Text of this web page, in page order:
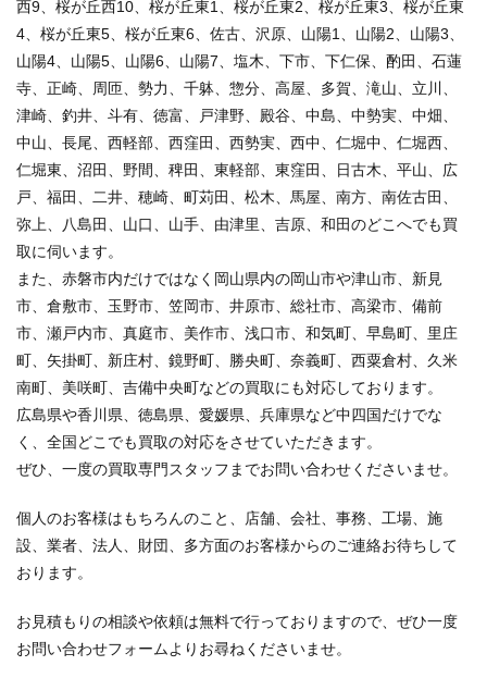
西9、桜が丘西10、桜が丘東1、桜が丘東2、桜が丘東3、桜が丘東
4、桜が丘東5、桜が丘東6、佐古、沢原、山陽1、山陽2、山陽3、
山陽4、山陽5、山陽6、山陽7、塩木、下市、下仁保、酌田、石蓮
寺、正崎、周匝、勢力、千躰、惣分、高屋、多賀、滝山、立川、
津崎、釣井、斗有、徳富、戸津野、殿谷、中島、中勢実、中畑、
中山、長尾、西軽部、西窪田、西勢実、西中、仁堀中、仁堀西、
仁堀東、沼田、野間、稗田、東軽部、東窪田、日古木、平山、広
戸、福田、二井、穂崎、町苅田、松木、馬屋、南方、南佐古田、
弥上、八島田、山口、山手、由津里、吉原、和田のどこへでも買
取に伺います。
また、赤磐市内だけではなく岡山県内の岡山市や津山市、新見
市、倉敷市、玉野市、笠岡市、井原市、総社市、高梁市、備前
市、瀬戸内市、真庭市、美作市、浅口市、和気町、早島町、里庄
町、矢掛町、新庄村、鏡野町、勝央町、奈義町、西粟倉村、久米
南町、美咲町、吉備中央町などの買取にも対応しております。
広島県や香川県、徳島県、愛媛県、兵庫県など中四国だけでな
く、全国どこでも買取の対応をさせていただきます。
ぜひ、一度の買取専門スタッフまでお問い合わせくださいませ。
個人のお客様はもちろんのこと、店舗、会社、事務、工場、施
設、業者、法人、財団、多方面のお客様からのご連絡お待ちして
おります。
お見積もりの相談や依頼は無料で行っておりますので、ぜひ一度
お問い合わせフォームよりお尋ねくださいませ。